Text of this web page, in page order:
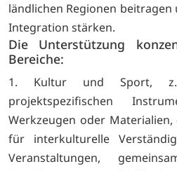
ländlichen Regionen
Integration stärken.
Die Unterstützung
Bereiche:
1. Kultur und Sport,
projektspezifischen
Werkzeugen oder
für interkulturelle
Veranstaltungen,